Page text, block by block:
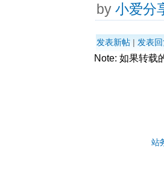
by 小爱分
发表新帖 | 发表
Note: 如果转载
站